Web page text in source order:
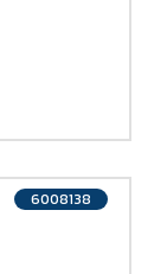
6008138